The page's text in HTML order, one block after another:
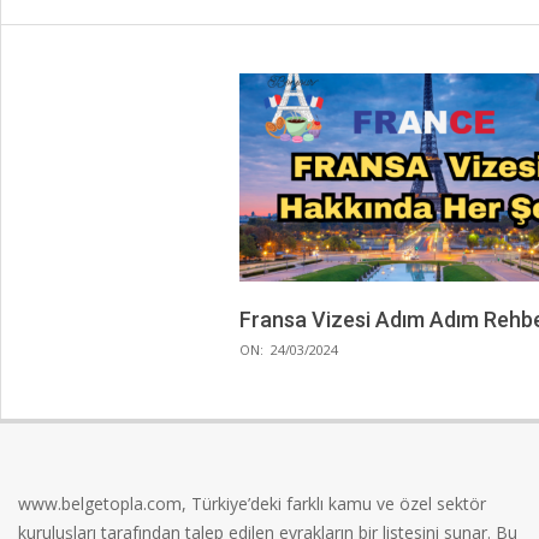
Fransa Vizesi Adım Adım
2024-
ON: 24/03/2024
www.belgetopla.com, Türkiye’deki farklı kamu ve özel sektör
kuruluşları tarafından talep edilen evrakların bir listesini sunar. Bu